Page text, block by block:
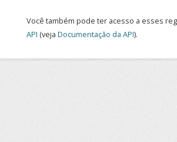
Você também pode ter acesso a esses
API (veja Documentação da API).